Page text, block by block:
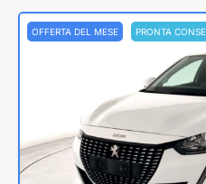
OFFERTA DEL MESE PRONTA